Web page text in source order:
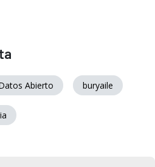
Abierto buryaile